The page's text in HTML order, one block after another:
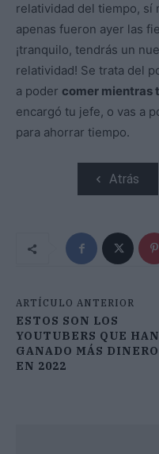
relatividad del tiempo, sí
apenas fueron ayer las
¡tranquilo, tendrás un
relatividad! Se trata del
a poder comer mientras
encargó tu jefe, o vas a
para ahorrar tiempo.
Atrás
ARTÍCULO ANTERIOR
ESTOS SON LOS
YOUTUBERS QUE HAN
GANADO MÁS DINERO
EN 2022